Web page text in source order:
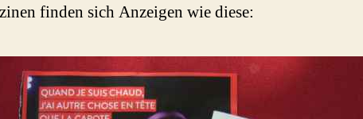
finden sich Anzeigen wie diese: